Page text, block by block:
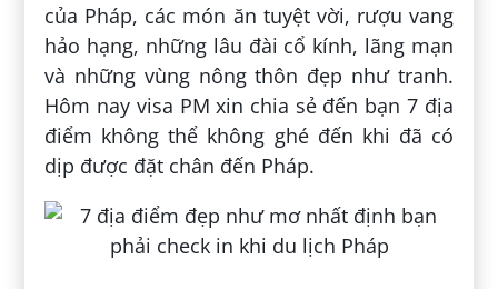
của Pháp, các món ăn tuyệt vời, rượu vang
hảo hạng, những lâu đài cổ kính, lãng mạn
và những vùng nông thôn đẹp như tranh.
Hôm nay visa PM xin chia sẻ đến bạn 7 địa
điểm không thể không ghé đến khi đã có
dịp được đặt chân đến Pháp.